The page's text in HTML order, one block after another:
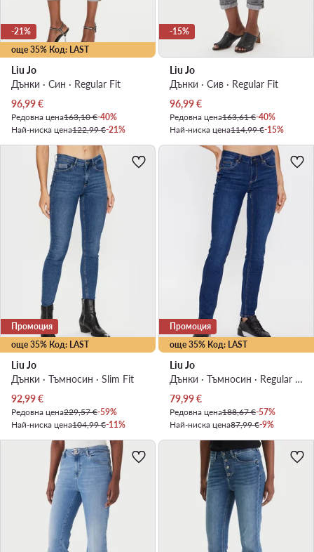
още 35% Код: LAST
-21%
Liu Jo
Дънки · Син · Regular Fit
Актуална цена
96,99€
Редовна цена163,10 €-40%
Най-ниска цена122,99 €-21%
-15%
Liu Jo
Дънки · Сив · Regular Fit
Актуална цена
96,99€
Редовна цена163,61 €-40%
Най-ниска цена114,99 €-15%
още 35% Код: LAST
Промоция
Liu Jo
Дънки · Тъмносин · Slim Fit
Актуална цена
92,99€
Редовна цена229,57 €-59%
Най-ниска цена104,99 €-11%
още 35% Код: LAST
Промоция
Liu Jo
Дънки · Тъмносин · Regular Fit
Актуална цена
79,99€
Редовна цена188,67 €-57%
Най-ниска цена87,99 €-9%